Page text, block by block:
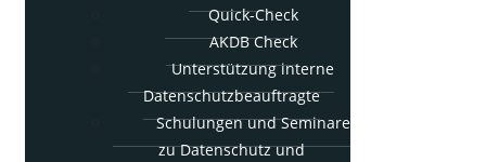
Quick-Check
AKDB Check
Unter­stüt­zung inter­ne
Datenschutzbeauftragte
Schu­lun­gen und Semi­na­re
zu Daten­schutz und